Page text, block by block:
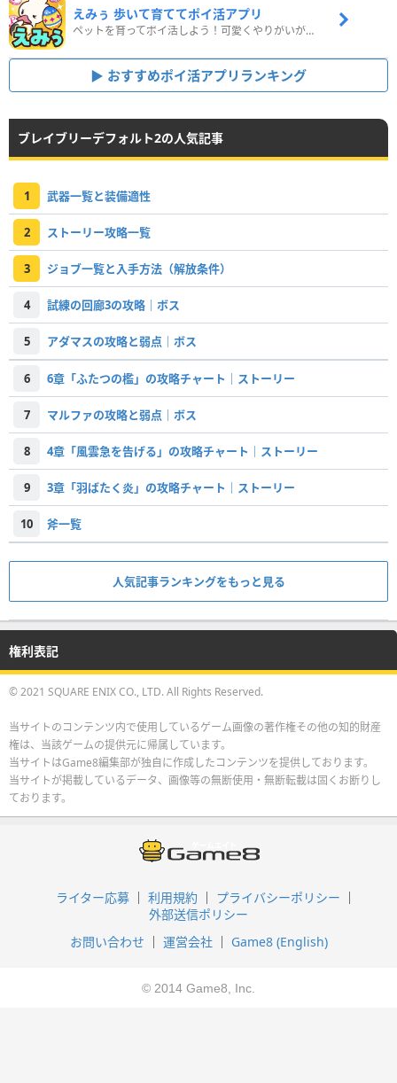
えみぅ 歩いて育ててポイ活アプリ
ペットを育ってポイ活しよう！可愛くやりがいがある新感覚アプリ
おすすめポイ活アプリランキング
ブレイブリーデフォルト2の人気記事
1 武器一覧と装備適性
2 ストーリー攻略一覧
3 ジョブ一覧と入手方法（解放条件）
4 試練の回廊3の攻略｜ボス
5 アダマスの攻略と弱点｜ボス
6 6章「ふたつの檻」の攻略チャート｜ストーリー
7 マルファの攻略と弱点｜ボス
8 4章「風雲急を告げる」の攻略チャート｜ストーリー
9 3章「羽ばたく炎」の攻略チャート｜ストーリー
10 斧一覧
人気記事ランキングをもっと見る
権利表記
© 2021 SQUARE ENIX CO., LTD. All Rights Reserved.
当サイトのコンテンツ内で使用しているゲーム画像の著作権その他の知的財産
権は、当該ゲームの提供元に帰属しています。
当サイトはGame8編集部が独自に作成したコンテンツを提供しております。
当サイトが掲載しているデータ、画像等の無断使用・無断転載は固くお断りし
ております。
ライター応募 利用規約
プライバシーポリシー
外部送信ポリシー
お問い合わせ
運営会社 Game8 (English)
© 2014 Game8, Inc.